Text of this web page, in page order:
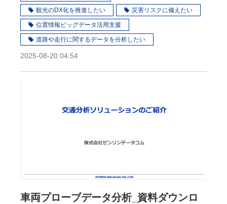
観光のDX化を推進したい 災害リスクに備えたい
位置情報ビッグデータ活用支援
道路や走行に関するデータを分析したい
2025-08-20 04:54
車両プローブデータ分析_資料ダウンロ